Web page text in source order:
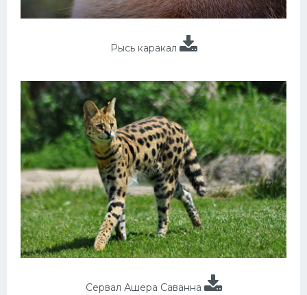
Рысь каракал
Сервал Ашера Саванна